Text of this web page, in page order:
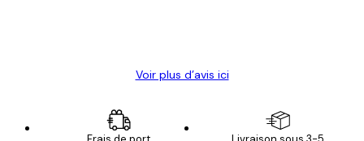
Voir plus d’avis ici